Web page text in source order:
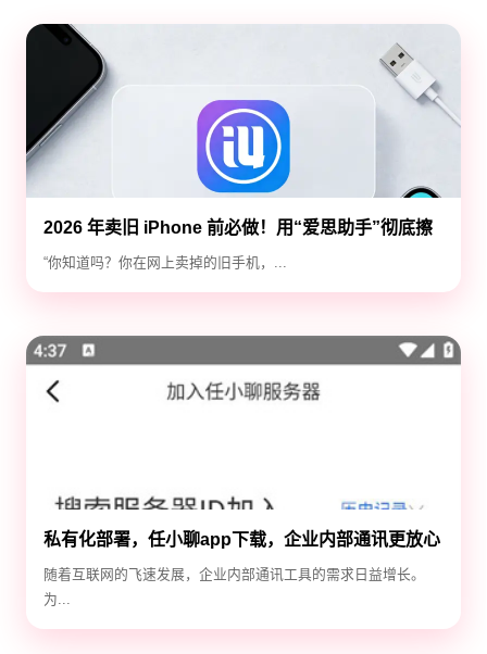
2026 年卖旧 iPhone 前必做！用“爱思助手”彻底擦
除隐私，防止数据泄露
“你知道吗？你在网上卖掉的旧手机，...
私有化部署，任小聊app下载，企业内部通讯更放心
随着互联网的飞速发展，企业内部通讯工具的需求日益增长。
为...